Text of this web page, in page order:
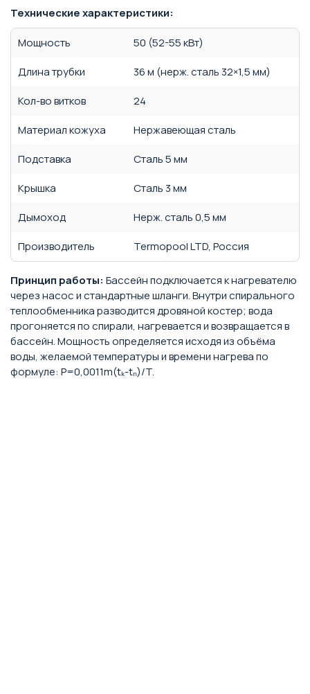
Технические характеристики:
Мощность
50 (52-55 кВт)
Длина трубки
36 м (нерж. сталь 32×1,5 мм)
Кол-во витков
24
Материал кожуха
Нержавеющая сталь
Подставка
Сталь 5 мм
Крышка
Сталь 3 мм
Дымоход
Нерж. сталь 0,5 мм
Производитель
Termopool LTD, Россия
Принцип работы: Бассейн подключается к нагревателю
через насос и стандартные шланги. Внутри спирального
теплообменника разводится дровяной костер; вода
прогоняется по спирали, нагревается и возвращается в
бассейн. Мощность определяется исходя из объёма
воды, желаемой температуры и времени нагрева по
формуле: P=0,0011m(tₖ-tₙ)/T.